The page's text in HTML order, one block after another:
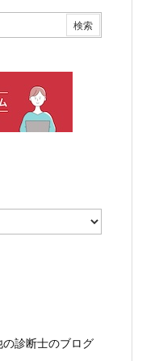
診断士のブログ